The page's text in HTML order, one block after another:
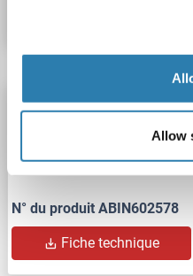
Allow
KCNIP4 anticorps (AA
Reactivité:
Hôte: Lapin
Polyclonal
N° du produit ABIN602578
Fiche technique